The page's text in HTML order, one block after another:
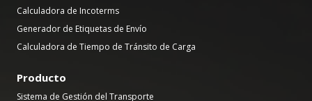
Calculadora de Incoterms
Generador de Etiquetas de Envío
Calculadora de Tiempo de Tránsito de Carga
Producto
Sistema de Gestión del Transporte